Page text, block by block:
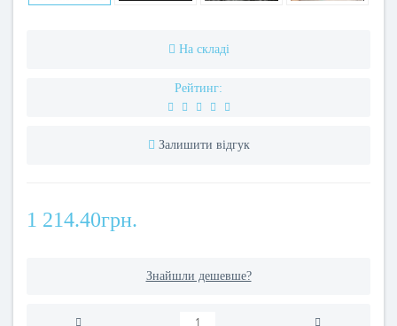
На складі
Рейтинг:
Залишити відгук
1 214.40грн.
Знайшли дешевше?